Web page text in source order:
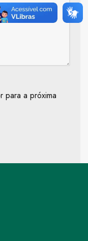
para a próxima